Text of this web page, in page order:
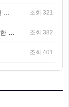
조회 321
조회 382
조회 401